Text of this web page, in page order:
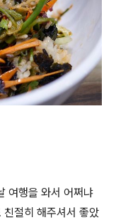
여행을 와서 어쩌냐
친절히 해주셔서 좋았